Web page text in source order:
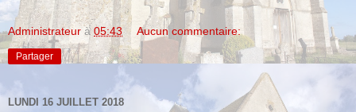
Administrateur à05:43 Aucun commentaire:
Partager
LUNDI 16 JUILLET 2018